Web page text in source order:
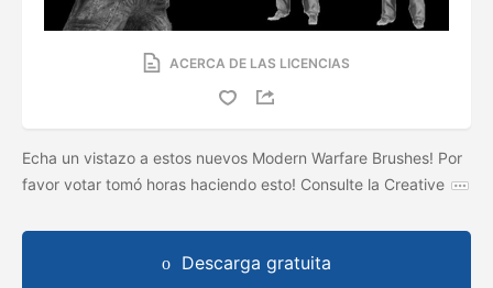
ACERCA DE LAS LICENCIAS
Echa un vistazo a estos nuevos Modern Warfare Brushes! Por
favor votar tomó horas haciendo esto! Consulte la Creative
Descarga gratuita